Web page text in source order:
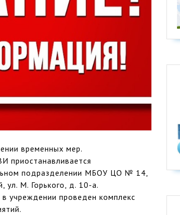
временных мер.
приостанавливается
подразделении МБОУ ЦО № 14,
ул. М. Горького, д. 10-а.
учреждении проведен комплекс